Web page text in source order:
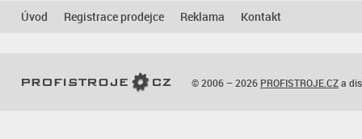
Úvod Registrace prodejce Reklama Kontakt
© 2006 – 2026 PROFISTROJE.CZa